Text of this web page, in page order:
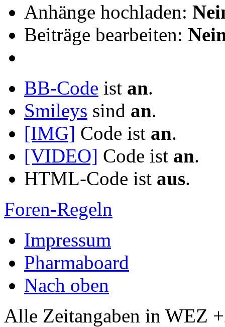
Anhänge hochladen:
Beiträge bearbeiten:
BB-Code ist an.
Smileys sind an.
[IMG] Code ist an.
[VIDEO] Code ist an.
HTML-Code ist aus.
Foren-Regeln
Impressum
Pharmaboard
Nach oben
Alle Zeitangaben in WEZ